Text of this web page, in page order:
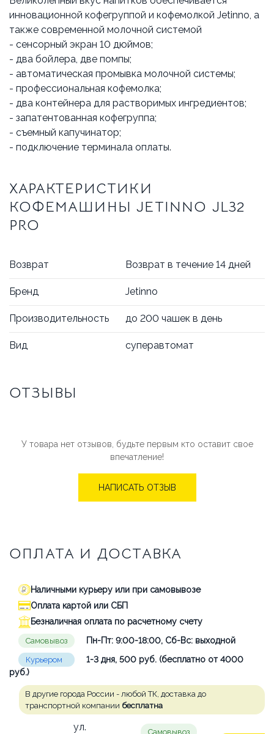
инновационной кофегруппой и кофемолкой Jetinno, а
также современной молочной системой
- сенсорный экран 10 дюймов;
- два бойлера, две помпы;
- автоматическая промывка молочной системы;
- профессиональная кофемолка;
- два контейнера для растворимых ингредиентов;
- запатентованная кофегруппа;
- съемный капучинатор;
- подключение терминала оплаты.
ХАРАКТЕРИСТИКИ
КОФЕМАШИНЫ JETINNO JL32
PRO
Возврат Возврат в течение 14 дней
Бренд Jetinno
Производительность до 200 чашек в день
Вид суперавтомат
ОТЗЫВЫ
У товара нет отзывов, будьте первым кто оставит свое
впечатление!
НАПИСАТЬ ОТЗЫВ
ОПЛАТА И ДОСТАВКА
Наличными курьеру или при самовывозе
Оплата картой или СБП
Безналичная оплата по расчетному счету
Самовывоз Пн-Пт: 9:00-18:00, Сб-Вс: выходной
Курьером
1-3 дня, 500 руб. (бесплатно от 4000
руб.)
В другие города России - любой ТК, доставка до
транспортной компании бесплатна
ул. Самовывоз